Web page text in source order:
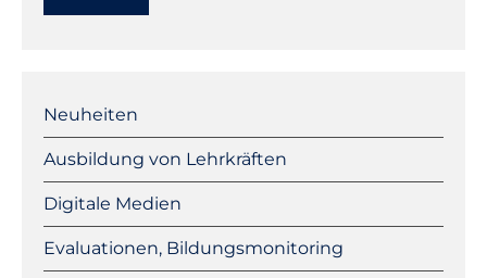
überspringen
Neuheiten
Ausbildung von Lehrkräften
Digitale Medien
Evaluationen, Bildungsmonitoring